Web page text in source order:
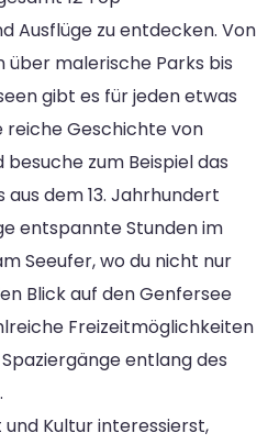
Ausflüge zu entdecken. Von
über malerische Parks bis
gibt es für jeden etwas
reiche Geschichte von
zum Beispiel das
dem 13. Jahrhundert
entspannte Stunden im
Seeufer, wo du nicht nur
Blick auf den Genfersee
Freizeitmöglichkeiten
entlang des
Kultur interessierst,